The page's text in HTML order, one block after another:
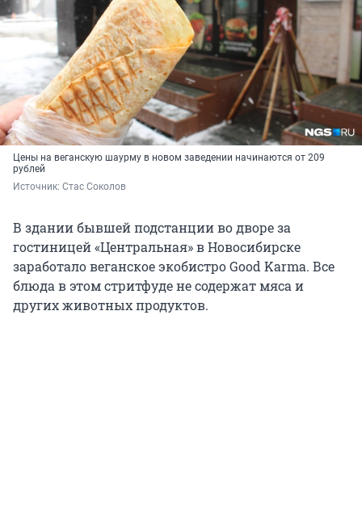
Цены на веганскую шаурму в новом заведении начинаются от 209
рублей
Источник: Стас Соколов
В здании бывшей подстанции во дворе за
гостиницей «Центральная» в Новосибирске
заработало веганское экобистро Good Karma. Все
блюда в этом стритфуде не содержат мяса и
других животных продуктов.